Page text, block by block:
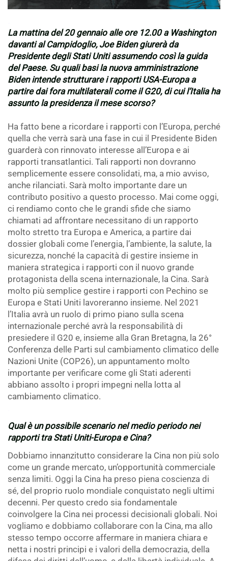
La mattina del 20 gennaio alle ore 12.00 a Washington
davanti al Campidoglio, Joe Biden giurerà da
Presidente degli Stati Uniti assumendo così la guida
del Paese. Su quali basi la nuova amministrazione
Biden intende strutturare i rapporti USA-Europa a
partire dai fora multilaterali come il G20, di cui l’Italia ha
assunto la presidenza il mese scorso?
Ha fatto bene a ricordare i rapporti con l’Europa, perché
quella che verrà sarà una fase in cui il Presidente Biden
guarderà con rinnovato interesse all’Europa e ai
rapporti transatlantici. Tali rapporti non dovranno
semplicemente essere consolidati, ma, a mio avviso,
anche rilanciati. Sarà molto importante dare un
contributo positivo a questo processo. Mai come oggi,
ci rendiamo conto che le grandi sfide che siamo
chiamati ad affrontare necessitano di un rapporto
molto stretto tra Europa e America, a partire dai
dossier globali come l’energia, l’ambiente, la salute, la
sicurezza, nonché la capacità di gestire insieme in
maniera strategica i rapporti con il nuovo grande
protagonista della scena internazionale, la Cina. Sarà
molto più semplice gestire i rapporti con Pechino se
Europa e Stati Uniti lavoreranno insieme. Nel 2021
l’Italia avrà un ruolo di primo piano sulla scena
internazionale perché avrà la responsabilità di
presiedere il G20 e, insieme alla Gran Bretagna, la 26°
Conferenza delle Parti sul cambiamento climatico delle
Nazioni Unite (COP26), un appuntamento molto
importante per verificare come gli Stati aderenti
abbiano assolto i propri impegni nella lotta al
cambiamento climatico.
Qual è un possibile scenario nel medio periodo nei
rapporti tra Stati Uniti-Europa e Cina?
Dobbiamo innanzitutto considerare la Cina non più solo
come un grande mercato, un’opportunità commerciale
senza limiti. Oggi la Cina ha preso piena coscienza di
sé, del proprio ruolo mondiale conquistato negli ultimi
decenni. Per questo credo sia fondamentale
coinvolgere la Cina nei processi decisionali globali. Noi
vogliamo e dobbiamo collaborare con la Cina, ma allo
stesso tempo occorre affermare in maniera chiara e
netta i nostri principi e i valori della democrazia, della